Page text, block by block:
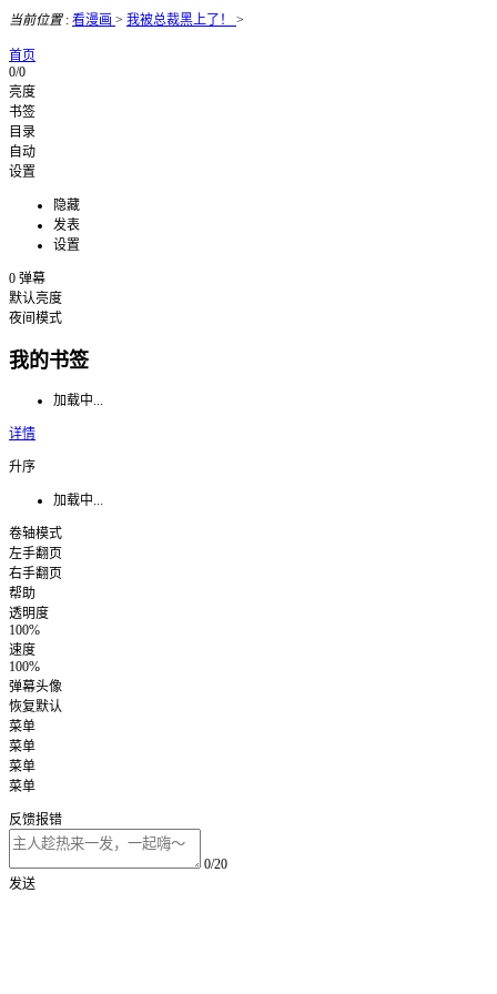
当前位置: 看漫画 > 我被总裁黑上了！ >
首页
0/0
亮度
书签
目录
自动
设置
隐藏
发表
设置
0 弹幕
默认亮度
夜间模式
我的书签
加载中...
详情
升序
加载中...
卷轴模式
左手翻页
右手翻页
帮助
透明度
100%
速度
100%
弹幕头像
恢复默认
菜单
菜单
菜单
菜单
反馈报错
0/20
发送